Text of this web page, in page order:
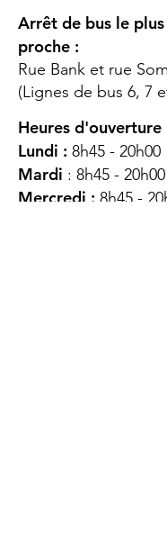
Arrêt de bus le plus
proche :
Rue Bank et rue
(Lignes de bus 6, 7
Heures d'ouverture
Lundi : 8h45 - 20h00
Mardi : 8h45 - 20h00
Mercredi : 8h45 -